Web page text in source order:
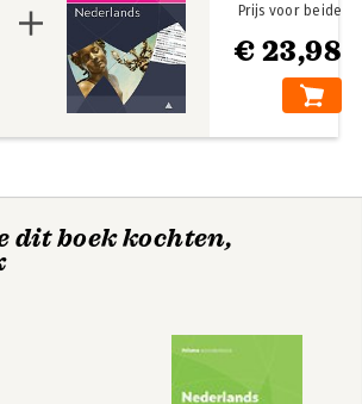
€ 23,98
Prijs voor beide
dit boek kochten,